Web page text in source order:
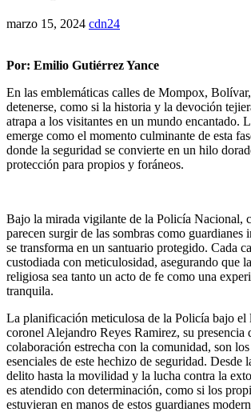
marzo 15, 2024 cdn24
Por: Emilio Gutiérrez Yance
En las emblemáticas calles de Mompox,
detenerse, como si la historia y la devoción
atrapa a los visitantes en un mundo encantado.
emerge como el momento culminante de esta
donde la seguridad se convierte en un hilo
protección para propios y foráneos.
Bajo la mirada vigilante de la Policía Nacional,
parecen surgir de las sombras como
se transforma en un santuario protegido. Cada
custodiada con meticulosidad, asegurando que
religiosa sea tanto un acto de fe como una
tranquila.
La planificación meticulosa de la Policía bajo el
coronel Alejandro Reyes Ramirez, su presencia
colaboración estrecha con la comunidad, son
esenciales de este hechizo de seguridad. Desde
delito hasta la movilidad y la lucha contra la
es atendido con determinación, como si los
estuvieran en manos de estos guardianes